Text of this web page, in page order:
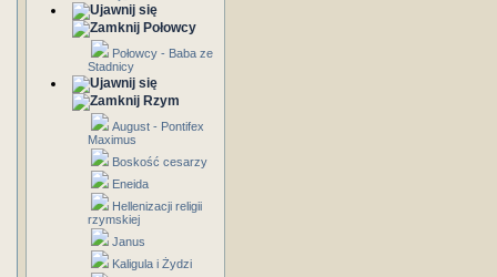
Połowcy
Połowcy - Baba ze
Stadnicy
Rzym
August - Pontifex
Maximus
Boskość cesarzy
Eneida
Hellenizacji religii
rzymskiej
Janus
Kaligula i Żydzi